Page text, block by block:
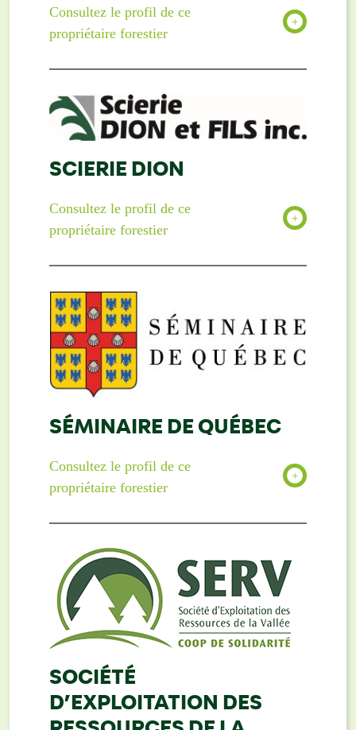
Consultez le profil de ce
propriétaire forestier
SCIERIE DION
Consultez le profil de ce
propriétaire forestier
SÉMINAIRE DE QUÉBEC
Consultez le profil de ce
propriétaire forestier
SOCIÉTÉ
D’EXPLOITATION DES